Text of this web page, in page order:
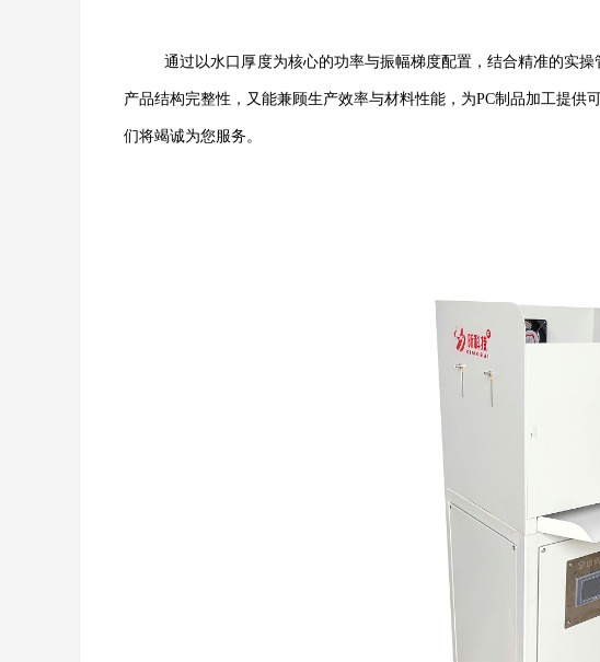
通过以水口厚度为核心的功率与振幅梯度配置，结合精准的实操
产品结构完整性，又能兼顾生产效率与材料性能，为PC制品加工提供
们将竭诚为您服务。